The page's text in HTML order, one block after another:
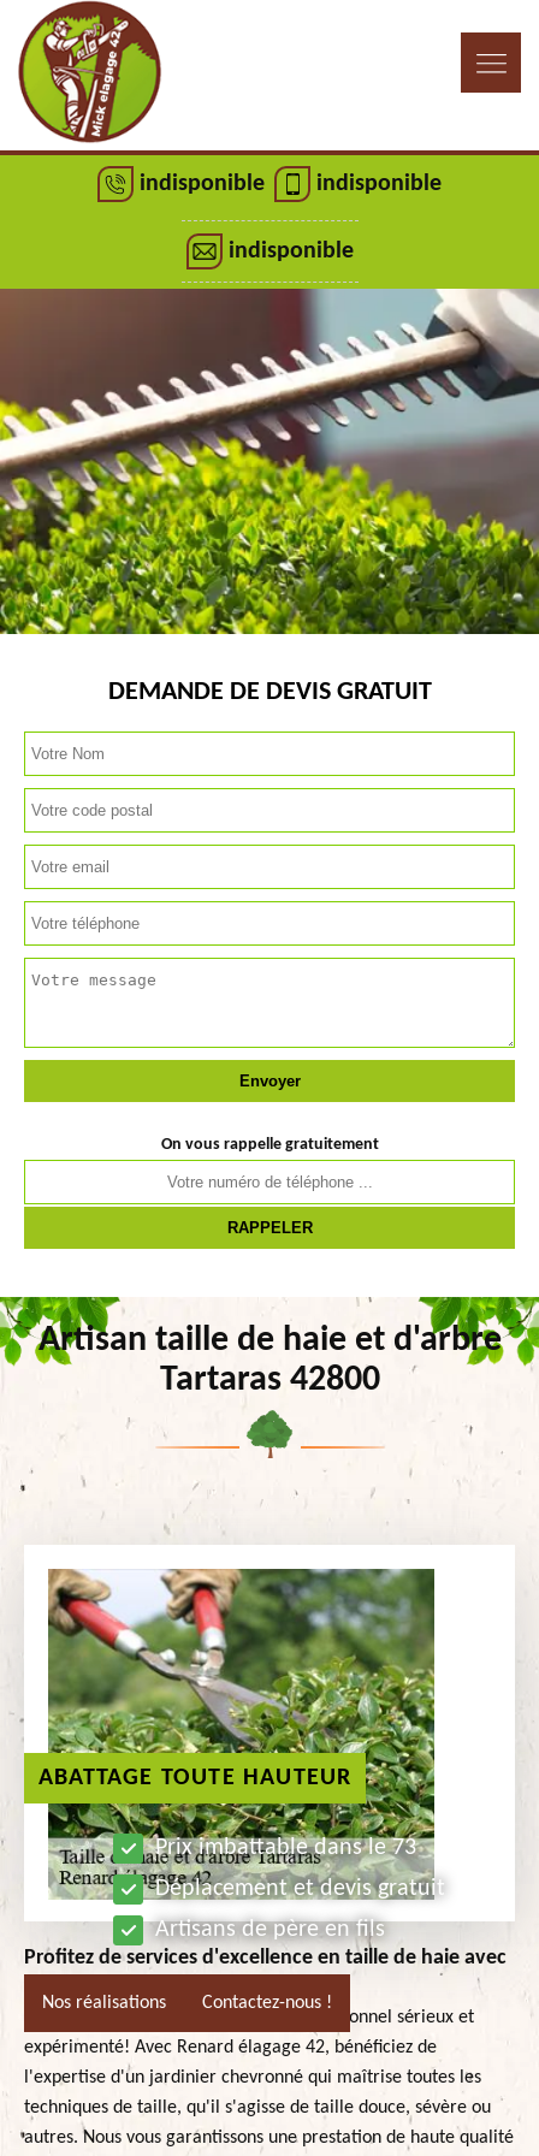
indisponible indisponible
indisponible
ABATTAGE TOUTE HAUTEUR
Prix imbattable dans le 73
Déplacement et devis gratuit
Artisans de père en fils
Nos réalisations Contactez-nous !
DEMANDE DE DEVIS GRATUIT
On vous rappelle gratuitement
Artisan taille de haie et d'arbre
Tartaras 42800
Profitez de services d'excellence en taille de haie avec
Confiez la taille de vos haies à un professionnel sérieux et
expérimenté! Avec Renard élagage 42, bénéficiez de
l'expertise d'un jardinier chevronné qui maîtrise toutes les
techniques de taille, qu'il s'agisse de taille douce, sévère ou
autres. Nous vous garantissons une prestation de haute qualité